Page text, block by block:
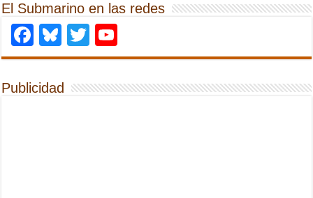
El Submarino en las redes
Facebook
Bluesky
Twitter
Publicidad